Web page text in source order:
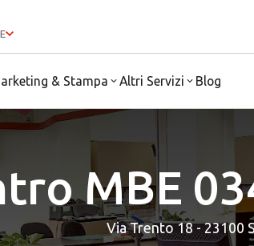
& Stampa Altri Servizi Blog
MBE
Via Trento 18 - 23100